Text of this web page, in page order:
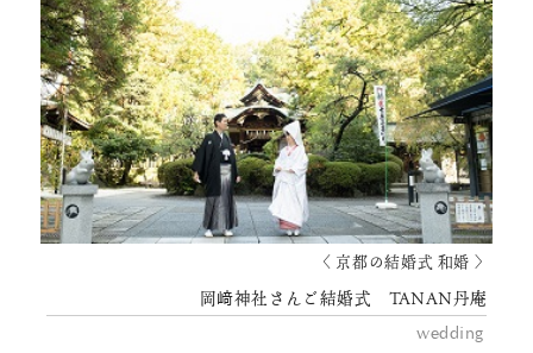
〈 京都の結婚式 和婚 〉
岡﨑神社さんご結婚式 TANAN丹庵
wedding